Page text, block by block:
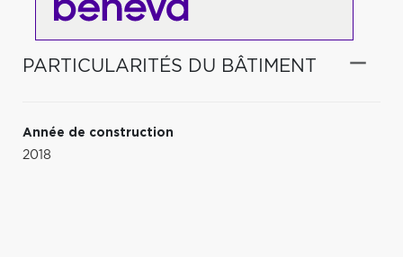
PARTICULARITÉS DU BÂTIMENT
Année de construction
2018